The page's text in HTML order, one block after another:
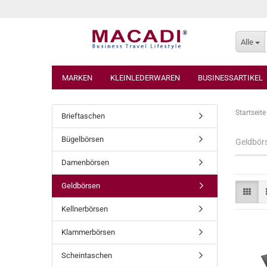
Alle
MARKEN KLEINLEDERWAREN BUSINESSARTIKEL
Startseite
Brieftaschen
Bügelbörsen
Damenbörsen
Geldbörsen
Kellnerbörsen
Klammerbörsen
Scheintaschen